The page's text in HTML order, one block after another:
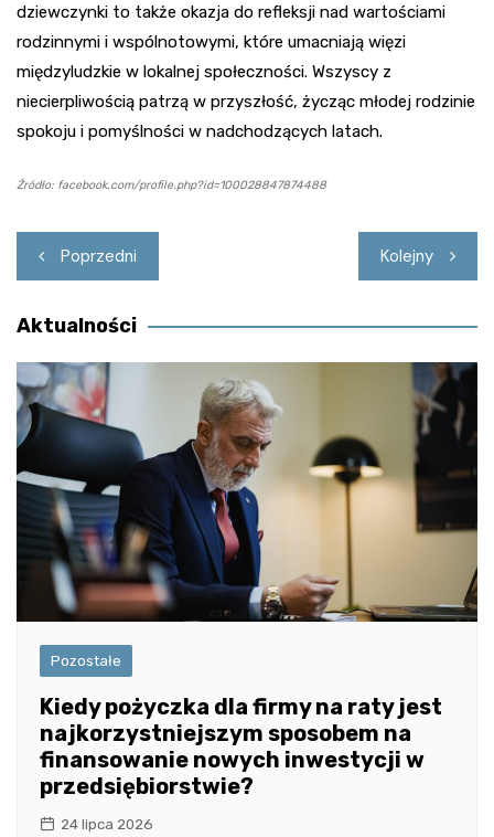
dziewczynki to także okazja do refleksji nad wartościami
rodzinnymi i wspólnotowymi, które umacniają więzi
międzyludzkie w lokalnej społeczności. Wszyscy z
niecierpliwością patrzą w przyszłość, życząc młodej rodzinie
spokoju i pomyślności w nadchodzących latach.
Źródło: facebook.com/profile.php?id=100028847874488
Nawigacja
wpisu
Poprzedni Kolejny
Aktualności
Pozostałe
Kiedy pożyczka dla firmy na raty jest
najkorzystniejszym sposobem na
finansowanie nowych inwestycji w
przedsiębiorstwie?
24 lipca 2026